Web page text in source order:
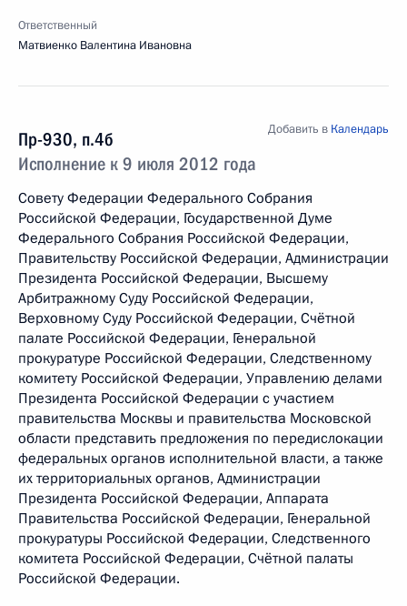
Ответственный
Матвиенко Валентина Ивановна
Пр-930, п.4б
Исполнение к 9 июля 2012 года
Добавить в Календарь
Совету Федерации Федерального Собрания
Российской Федерации, Государственной Думе
Федерального Собрания Российской Федерации,
Правительству Российской Федерации, Администрации
Президента Российской Федерации, Высшему
Арбитражному Суду Российской Федерации,
Верховному Суду Российской Федерации, Счётной
палате Российской Федерации, Генеральной
прокуратуре Российской Федерации, Следственному
комитету Российской Федерации, Управлению делами
Президента Российской Федерации с участием
правительства Москвы и правительства Московской
области представить предложения по передислокации
федеральных органов исполнительной власти, а также
их территориальных органов, Администрации
Президента Российской Федерации, Аппарата
Правительства Российской Федерации, Генеральной
прокуратуры Российской Федерации, Следственного
комитета Российской Федерации, Счётной палаты
Российской Федерации.